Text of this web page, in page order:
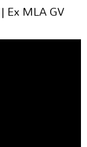
Ex MLA GV